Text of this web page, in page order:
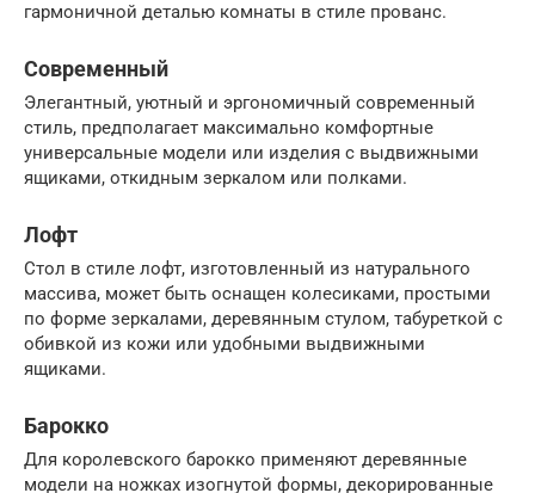
гармоничной деталью комнаты в стиле прованс.
Современный
Элегантный, уютный и эргономичный современный
стиль, предполагает максимально комфортные
универсальные модели или изделия с выдвижными
ящиками, откидным зеркалом или полками.
Лофт
Стол в стиле лофт, изготовленный из натурального
массива, может быть оснащен колесиками, простыми
по форме зеркалами, деревянным стулом, табуреткой с
обивкой из кожи или удобными выдвижными
ящиками.
Барокко
Для королевского барокко применяют деревянные
модели на ножках изогнутой формы, декорированные